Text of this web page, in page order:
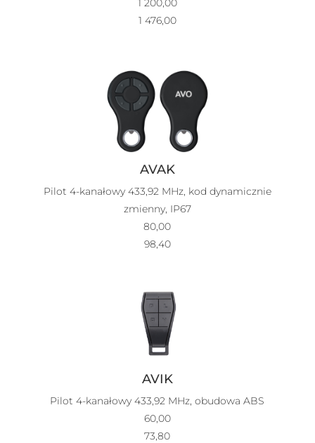
1 200,00
1 476,00
AVAK
Pilot 4-kanałowy 433,92 MHz, kod dynamicznie
zmienny, IP67
80,00
98,40
AVIK
Pilot 4-kanałowy 433,92 MHz, obudowa ABS
60,00
73,80